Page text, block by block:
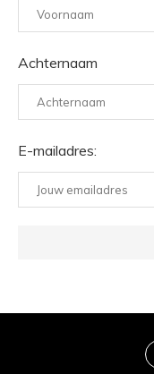
Achternaam
E-mailadres: